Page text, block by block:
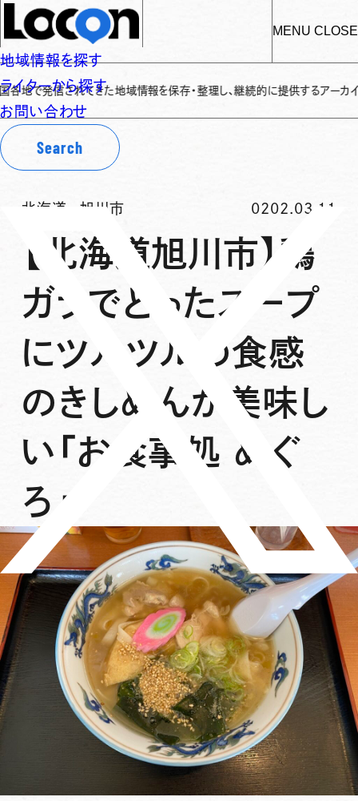
MENU CLOSE
地域情報を探す
ライターから探す
お問い合わせ
Search
れてきた地域情報を保存・整理し、継続的に提供するアーカイブサイトです
北海道 -旭川市 0202.03.11
【北海道旭川市】鶏
ガラでとったスープ
にツルツルの食感
のきしめんが美味し
い「お食事処 めぐ
ろ」